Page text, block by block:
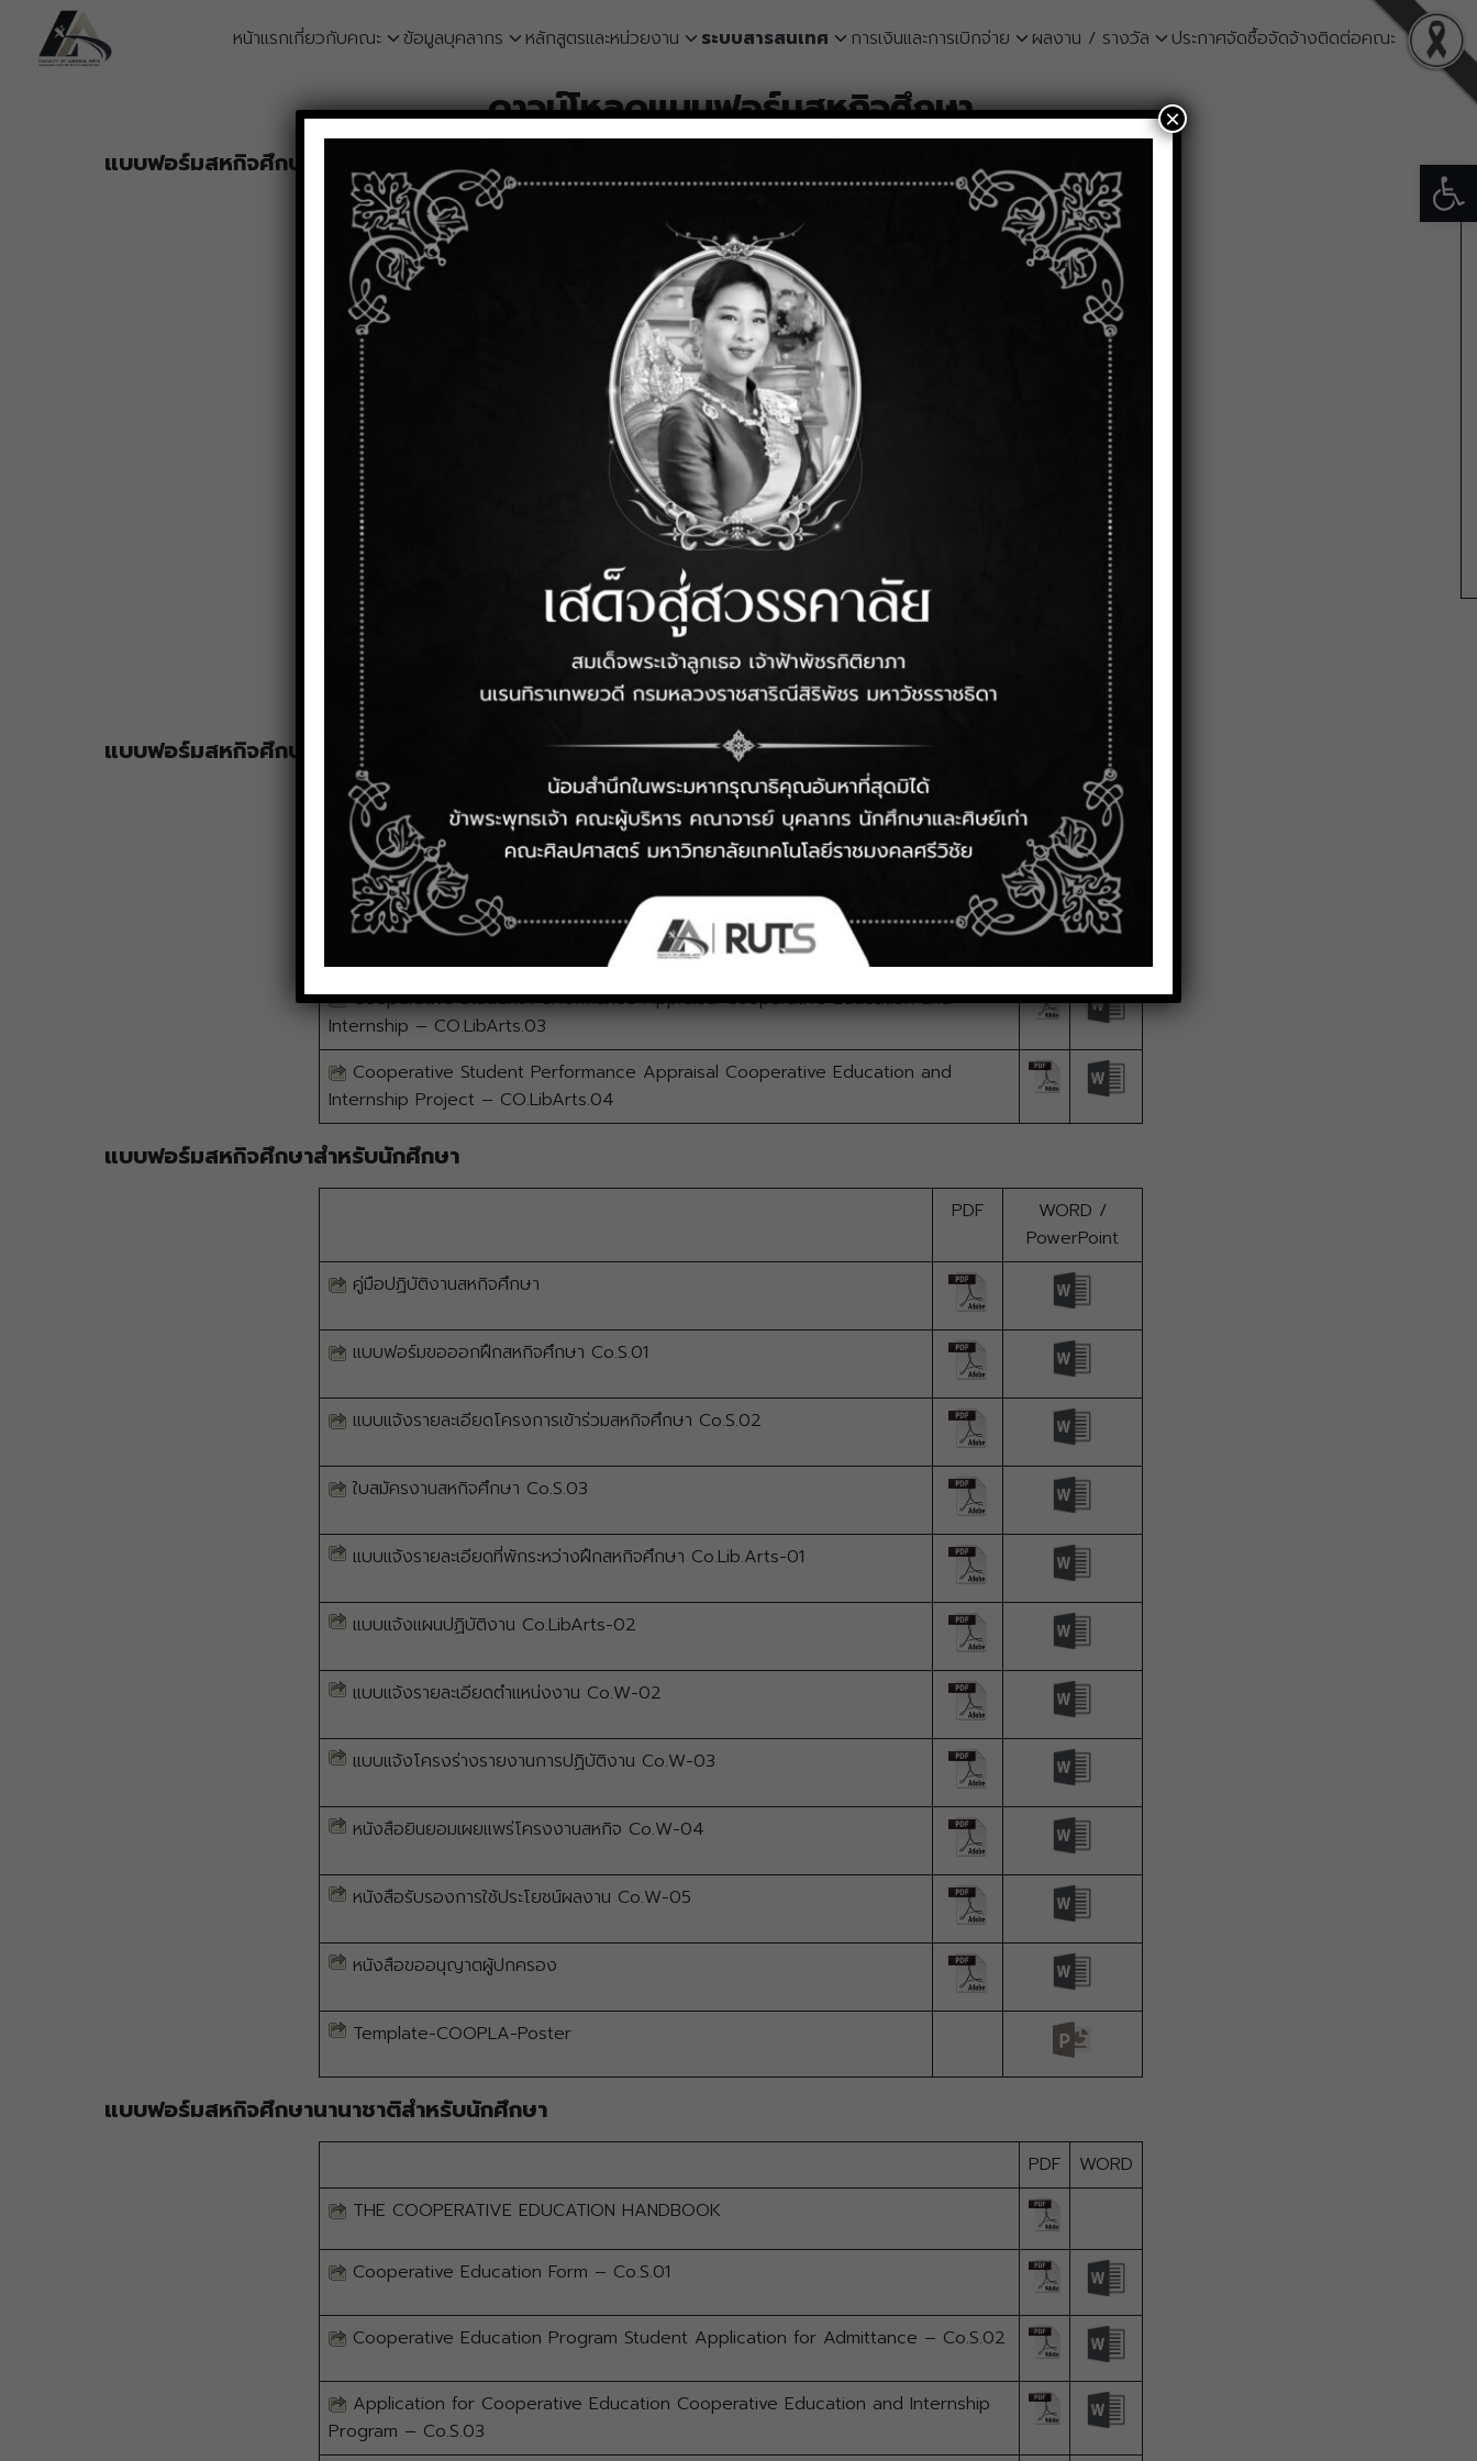
content
หน้าแรกเกี่ยวกับคณะ ข้อมูลบุคลากร หลักสูตรและหน่วยงาน ระบบสารสนเทศ การเงินและการเบิกจ่าย ผลงาน / รางวัล ประกาศจัดซื้อจัดจ้างติดต่อคณะ
for:ดาวน์โหลดแบบฟอร์มสหกิจศึกษา
แบบฟอร์มสหกิจศึกษาสำหรับอาจารย์
PDF
WORD
บันทึกข้อความขออนุญาตไปราชการนิเทศสหกิจศึกษา CO.A.01 การนิเทศนักศึกษา ครั้งที่ 1
บันทึกข้อความขออนุญาตไปราชการนิเทศสหกิจศึกษา CO.A.01 การนิเทศนักศึกษา ครั้งที่ 2
แบบแจ้งยืนยันการนิเทศสหกิจ Co.A-02 ครั้งที่ 1
แบบแจ้งยืนยันการนิเทศสหกิจ Co.A-02 ครั้งที่ 2
แบบบันทึกการนิเทศงานสหกิจศึกษา Co.A-03
แบบประเมินผลนักศึกษาสหกิจศึกษา CO.LibArts.03
แบบประเมินรายงานนักศึกษาสหกิจศึกษา CO.LibArts.04
แบบฟอร์มสหกิจศึกษานานาชาติสำหรับอาจารย์
WORD
Supervision/workplace visit confirmation form for cooperative education
Co.A-02 No.1
The 2nd supervision/workplace visit confirmation form for cooperative
Cooperative Student Performance Appraisal Cooperative Education and
Internship – CO.LibArts.03
Cooperative Student Performance Appraisal Cooperative Education and
Internship Project – CO.LibArts.04
แบบฟอร์มสหกิจศึกษาสำหรับนักศึกษา
PDF
WORD /
PowerPoint
คู่มือปฏิบัติงานสหกิจศึกษา
แบบฟอร์มขอออกฝึกสหกิจศึกษา Co.S.01
แบบแจ้งรายละเอียดโครงการเข้าร่วมสหกิจศึกษา Co.S.02
ใบสมัครงานสหกิจศึกษา Co.S.03
แบบแจ้งรายละเอียดที่พักระหว่างฝึกสหกิจศึกษา Co.Lib.Arts-01
แบบแจ้งแผนปฏิบัติงาน Co.LibArts-02
แบบแจ้งรายละเอียดตำแหน่งงาน Co.W-02
แบบแจ้งโครงร่างรายงานการปฏิบัติงาน Co.W-03
หนังสือยินยอมเผยแพร่โครงงานสหกิจ Co.W-04
หนังสือรับรองการใช้ประโยชน์ผลงาน Co.W-05
หนังสือขออนุญาตผู้ปกครอง
Template-COOPLA-Poster
แบบฟอร์มสหกิจศึกษานานาชาติสำหรับนักศึกษา
PDF
WORD
THE COOPERATIVE EDUCATION HANDBOOK
Cooperative Education Form – Co.S.01
Cooperative Education Program Student Application for Admittance – Co.S.02
Application for Cooperative Education Cooperative Education and Internship
Program – Co.S.03
×